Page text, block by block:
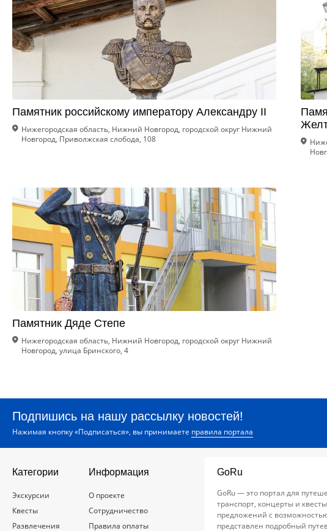
Памятник российскому императору Александру II
Нижегородская область, Нижний Новгород, городской округ Нижний
Новгород, Приволжская слобода, 108
Памятник Дяде Степе
Нижегородская область, Нижний Новгород, городской округ Нижний
Новгород, улица Бринского, 4
Подпишись на нашу рассылку новостей!
Нажимая кнопку «Подписаться», вы принимаете правила портала
Категории
Экскурсии
Квесты
Развлечения
Информация
О проекте
Сотрудничество
Правила оплаты
GoRu
GoRu — это портал для
транспорт, концерты и
предложений с
представлен подробный